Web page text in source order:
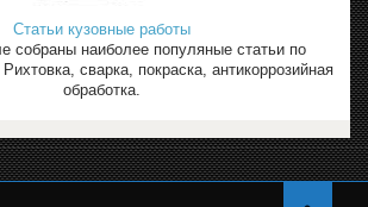
Статьи кузовные работы
собраны наиболее популяные статьи по
сварка, покраска, антикоррозийная
обработка.